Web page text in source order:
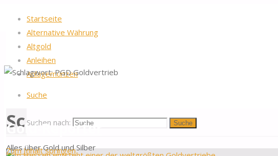
Startseite
Alternative Währung
Altgold
Anleihen
Anlagemünzen
Suche
Suchen nach: Suche
Gold-Reporter
Alles über Gold und Silber
Zum Inhalt springen
Schlagwort:PGD Goldvertrieb